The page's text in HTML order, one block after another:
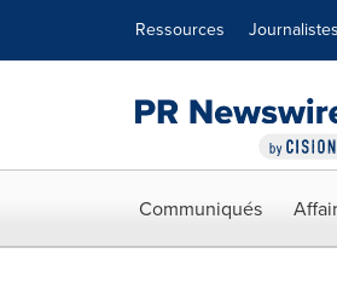
Ressources Journalistes
Communiqués